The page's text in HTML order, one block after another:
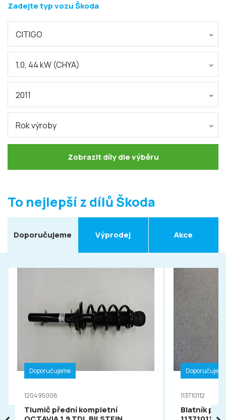
Zadejte typ vozu Škoda
CITIGO
1,0, 44 kW (CHYA)
2011
Rok výroby
Zobrazit díly dle výběru
To nejlepší z dílů Škoda
Doporučujeme Výprodej Akce
Doporučujeme
120495006
Tlumič přední kompletní
113710112
Blatník